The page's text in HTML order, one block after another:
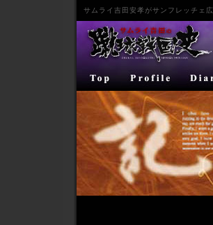
サムライ 吉田安孝がサンフレッチェ